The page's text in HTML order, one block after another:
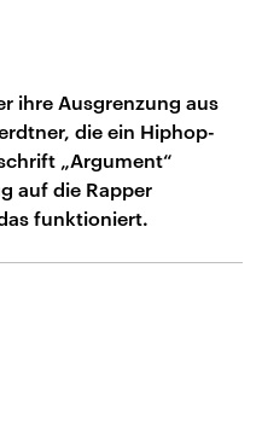
ihre Ausgrenzung aus
die ein Hiphop-
„Argument“
auf die Rapper
funktioniert.